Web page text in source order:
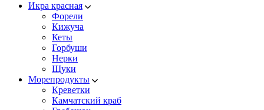
Икра красная
Форели
Кижуча
Кеты
Горбуши
Нерки
Щуки
Морепродукты
Креветки
Камчатский краб